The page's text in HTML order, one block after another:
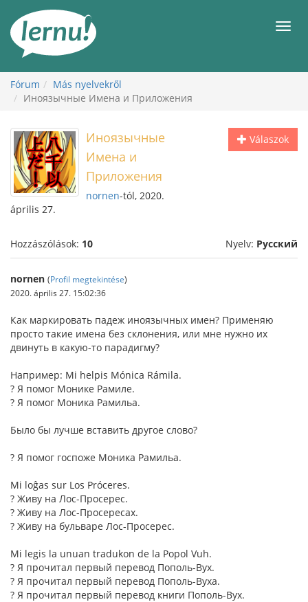
Fórum
Más nyelvekről
Иноязычные Имена и Приложения
Válaszok
Иноязычные
Имена и
Приложения
nornen-tól, 2020.
április 27.
Hozzászólások: 10 Nyelv: Русский
nornen (Profil megtekintése)
2020. április 27. 15:02:36
Как маркировать падеж иноязычных имен? Применяю
просто такие имена без склонения, или мне нужно их
двинуть в какую-то парадигму?
Например: Mi helpis Mónica Rámila.
? Я помог Монике Рамиле.
? Я помог Моника Рамильа.
Было бы лучше вставить другое слово?
? Я помог госпоже Моника Рамильа.
Mi loĝas sur Los Próceres.
? Живу на Лос-Просерес.
? Живу на Лос-Просересах.
? Живу на бульваре Лос-Просерес.
Mi legis la unuan tradukon de la Popol Vuh.
? Я прочитал первый перевод Пополь-Вух.
? Я прочитал первый перевод Пополь-Вуха.
? Я прочитал первый перевод книги Пополь-Вух.